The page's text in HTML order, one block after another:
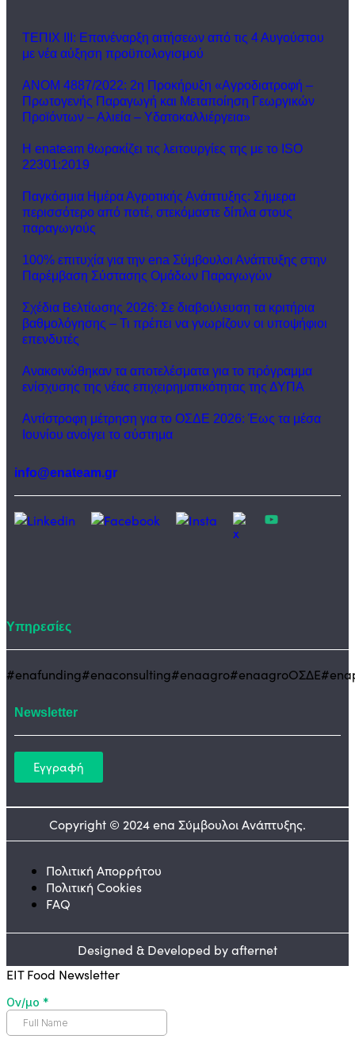
ΤΕΠΙΧ ΙΙΙ: Επανέναρξη αιτήσεων από τις 4 Αυγούστου
με νέα αύξηση προϋπολογισμού
ΑΝΟΜ 4887/2022: 2η Προκήρυξη «Αγροδιατροφή –
Πρωτογενής Παραγωγή και Μεταποίηση Γεωργικών
Προϊόντων – Αλιεία – Υδατοκαλλιέργεια»
Η enateam θωρακίζει τις λειτουργίες της με το ISO
22301:2019
Παγκόσμια Ημέρα Αγροτικής Ανάπτυξης: Σήμερα
περισσότερο από ποτέ, στεκόμαστε δίπλα στους
παραγωγούς
100% επιτυχία για την ena Σύμβουλοι Ανάπτυξης στην
Παρέμβαση Σύστασης Ομάδων Παραγωγών
Σχέδια Βελτίωσης 2026: Σε διαβούλευση τα κριτήρια
βαθμολόγησης – Τι πρέπει να γνωρίζουν οι υποψήφιοι
επενδυτές
Ανακοινώθηκαν τα αποτελέσματα για το πρόγραμμα
ενίσχυσης της νέας επιχειρηματικότητας της ΔΥΠΑ
Αντίστροφη μέτρηση για το ΟΣΔΕ 2026: Έως τα μέσα
Ιουνίου ανοίγει το σύστημα
info@enateam.gr
Υπηρεσίες
#enafunding#enaconsulting#enaagro#enaagroΟΣΔΕ
Newsletter
Εγγραφή
Copyright © 2024 ena Σύμβουλοι Ανάπτυξης.
Πολιτική Απορρήτου
Πολιτική Cookies
FAQ
Designed & Developed by afternet
EIT Food Newsletter